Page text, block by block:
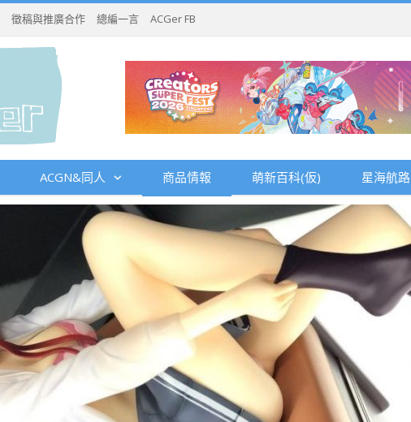
徵稿與推廣合作 總編一言 ACGer FB
ACGN&同人 商品情報 萌新百科(仮) 星海航路